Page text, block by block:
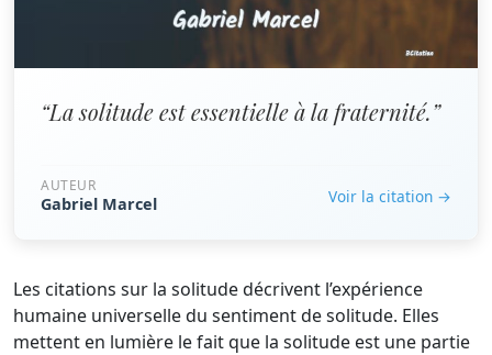
“La solitude est essentielle à la fraternité.”
AUTEUR
Gabriel Marcel Voir la citation →
Les citations sur la solitude décrivent l’expérience
humaine universelle du sentiment de solitude. Elles
mettent en lumière le fait que la solitude est une partie